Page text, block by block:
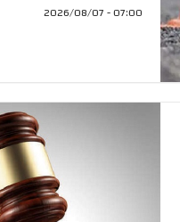
07:00 - 2026/08/07